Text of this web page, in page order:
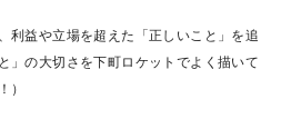
利益や立場を超えた「正しいこと」を追
」の大切さを下町ロケットでよく描いて
）